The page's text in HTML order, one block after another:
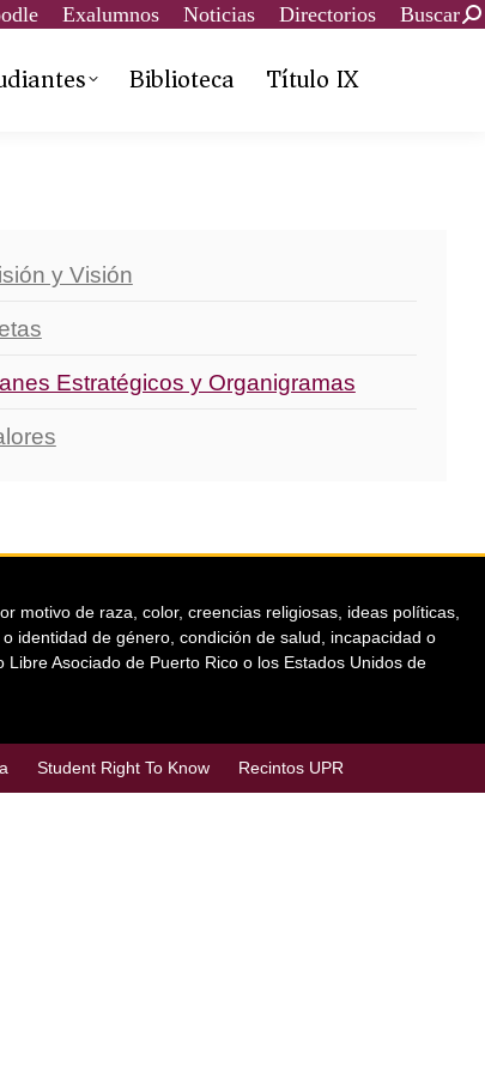
Exalumnos Noticias Directorios Buscar
Biblioteca Título IX
y Visión
Estratégicos y Organigramas
motivo de raza, color, creencias religiosas, ideas políticas,
identidad de género, condición de salud, incapacidad o
Asociado de Puerto Rico o los Estados Unidos de
Student Right To Know Recintos UPR